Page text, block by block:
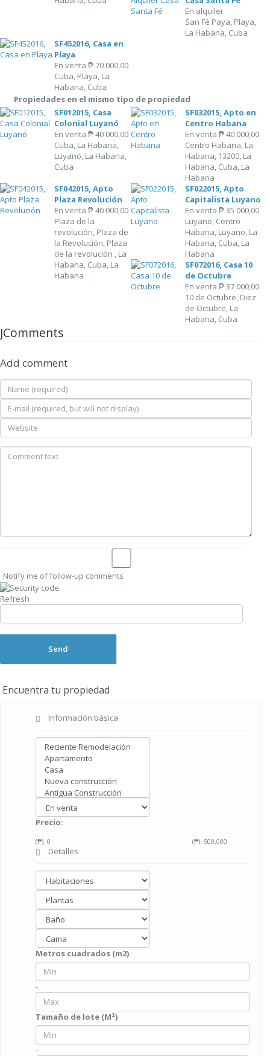
En alquiler
San Fé Paya, Playa,
La Habana, Cuba
SF452016, Casa en
Playa
En venta₱ 70 000,00
Cuba, Playa, La
Habana, Cuba
Propiedades en el mismo tipo de propiedad
SF012015, Casa
Colonial Luyanó
En venta₱ 40 000,00
Cuba, La Habana,
Luyanó, La Habana,
Cuba
SF032015, Apto en
Centro Habana
En venta ₱ 40 000,00
Centro Habana, La
Habana, 13200, La
Habana, Cuba, La
Habana
SF042015, Apto
Plaza Revolución
En venta₱ 40 000,00
Plaza de la
revolución, Plaza de
la Revolución, Plaza
de la revolución , La
Habana, Cuba, La
Habana
SF022015, Apto
Capitalista Luyano
En venta ₱ 35 000,00
Luyano, Centro
Habana, Luyano, La
Habana, Cuba, La
Habana
SF072016, Casa 10
de Octubre
En venta ₱ 37 000,00
10 de Octubre, Diez
de Octubre, La
Habana, Cuba
JComments
Add comment
Notify me of follow-up comments
Refresh
Send
Encuentra tu propiedad
Información básica
Precio:
(₱). 0 (₱). 500,000
Detalles
Metros cuadrados (m2)
-
Tamaño de lote (M²)
-